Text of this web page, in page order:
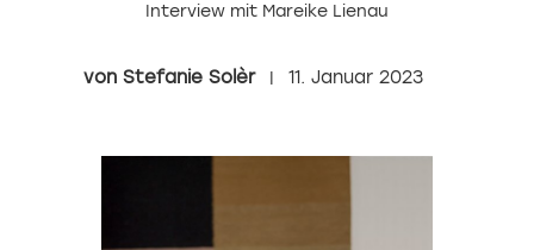
Interview mit Mareike Lienau
Stefanie Solèr 11. Januar 2023